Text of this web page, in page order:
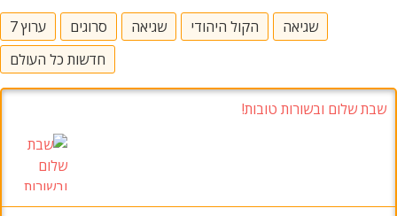
ערוץ 7 סרוגים שגיאה הקול היהודי
שגיאה
חדשות כל העולם
שבת שלום ובשורות טובות!